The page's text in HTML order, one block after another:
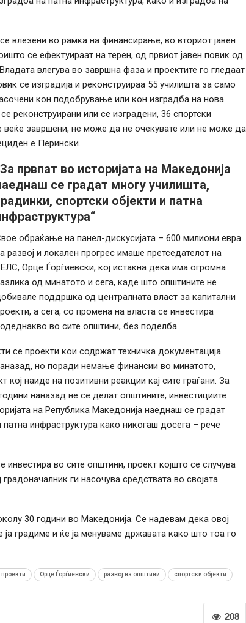
влезени во рамка на финансирање, во вториот јавен
се ефектуираат на терен, од првиот јавен повик од
влегува во завршна фаза и проектите го гледаат
се изградија и реконструираа 55 училишта за само
кон подобрување или кон изградба на нова
реконструирани или се изградени, 36 спортски
веќе завршени, не може да не очекувате или не може да
е Перински.
првпат во историјата на Македонија
се градат многу училишта,
спортски објекти и патна
обраќање на панел-дискусијата – 600 милиони евра
развој и локален прогрес имаше претседателот на
Орце Ѓорѓиевски, кој истакна дека има огромна
од минатото и сега, каде што општините не
поддршка од централната власт за капитални
а сега, со промена на власта се инвестира
во сите општини, без поделба.
се проекти кои содржат техничка документација
но поради немање финансии во минатото,
наиде на позитивни реакции кај сите граѓани. За
наназад не се делат општините, инвестициите
на Република Македонија наеднаш се градат
инфраструктура како никогаш досега – рече
во сите општини, проект којшто се случува
ги насочува средствата во својата
30 години во Македонија. Се надевам дека овој
градиме и ќе ја менуваме државата како што тоа го
Орце Ѓорѓиевски развој на општини спортски објекти
208